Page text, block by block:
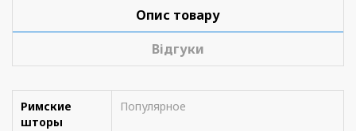
Опис товару
Відгуки
Римские
шторы
Популярное